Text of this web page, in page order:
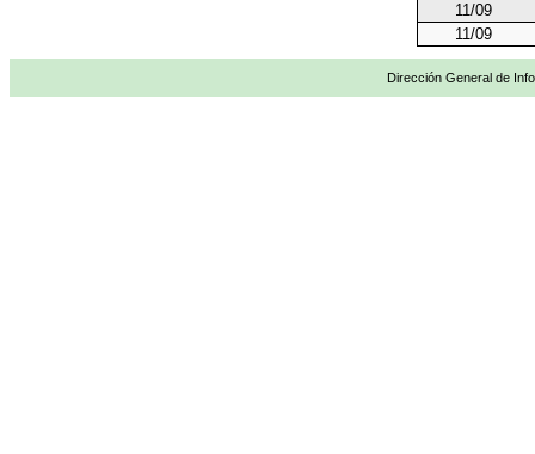
11/09
11/09
Dirección General de